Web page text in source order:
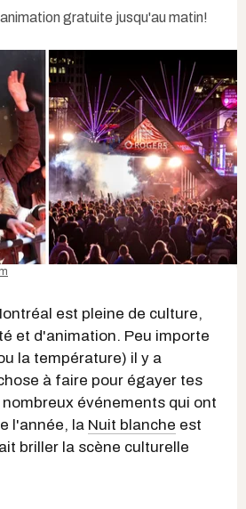
gratuite jusqu'au matin!
est pleine de culture,
et d'animation. Peu importe
la température) il y a
à faire pour égayer tes
événements qui ont
l'année, la Nuit blanche est
briller la scène culturelle